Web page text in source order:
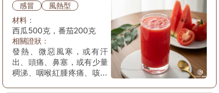
感冒
風熱型
材料：
西瓜500克，番茄200克
相關證狀：
發熱、微惡風寒，或有汗
出、頭痛、鼻塞，或有少量
稠涕、咽喉紅腫疼痛、咳嗽